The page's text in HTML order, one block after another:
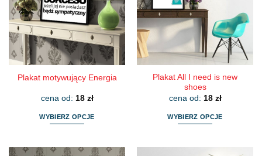
można
wybrać
na
stronie
produktu
można
wybrać
na
stronie
produktu
Plakat motywujący Energia
cena od: 18 zł
WYBIERZ OPCJE
Plakat All I need is new
shoes
cena od: 18 zł
WYBIERZ OPCJE